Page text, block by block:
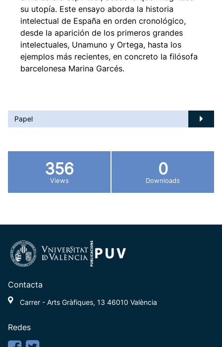
su utopía. Este ensayo aborda la historia
intelectual de España en orden cronológico,
desde la aparición de los primeros grandes
intelectuales, Unamuno y Ortega, hasta los
ejemplos más recientes, en concreto la filósofa
barcelonesa Marina Garcés.
Papel
356
Views
0
Downloads
Contacta
Carrer - Arts Gràfiques, 13 46010 València
Redes